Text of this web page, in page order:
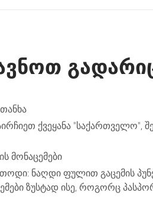
ქვეყანა "საქართველო",
მონაცემები
ნაღდი ფულით გაცემის
ზუსტად ისე, როგორც